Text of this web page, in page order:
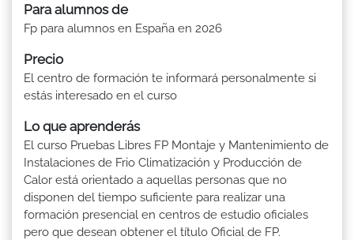
Para alumnos de
Fp para alumnos en España en 2026
Precio
El centro de formación te informará personalmente si
estás interesado en el curso
Lo que aprenderás
El curso Pruebas Libres FP Montaje y Mantenimiento de
Instalaciones de Frio Climatización y Producción de
Calor está orientado a aquellas personas que no
disponen del tiempo suficiente para realizar una
formación presencial en centros de estudio oficiales
pero que desean obtener el título Oficial de FP.